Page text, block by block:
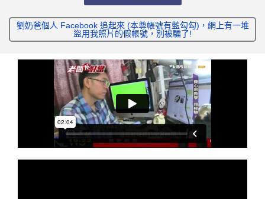
劉奶爸個人 Facebook 追起來 (本尊帳號有藍勾勾)，網上有一堆
盜用我照片的假帳號，別被騙了!